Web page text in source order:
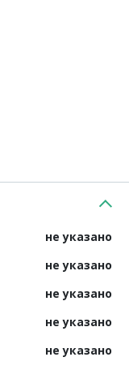
не указано
не указано
не указано
не указано
не указано